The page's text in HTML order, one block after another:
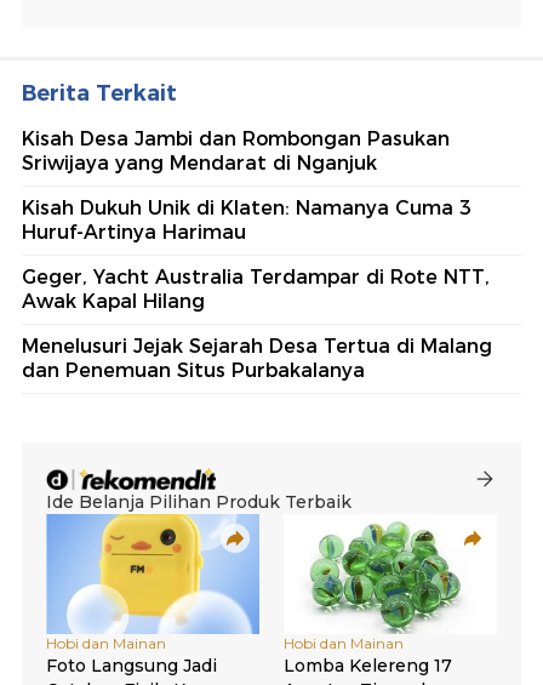
Berita Terkait
Kisah Desa Jambi dan Rombongan Pasukan
Sriwijaya yang Mendarat di Nganjuk
Kisah Dukuh Unik di Klaten: Namanya Cuma 3
Huruf-Artinya Harimau
Geger, Yacht Australia Terdampar di Rote NTT,
Awak Kapal Hilang
Menelusuri Jejak Sejarah Desa Tertua di Malang
dan Penemuan Situs Purbakalanya